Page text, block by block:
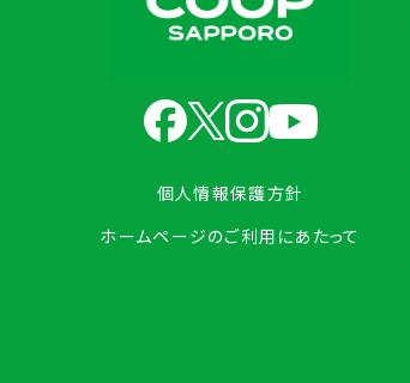
個人情報保護方針
ホームページのご利用にあたって